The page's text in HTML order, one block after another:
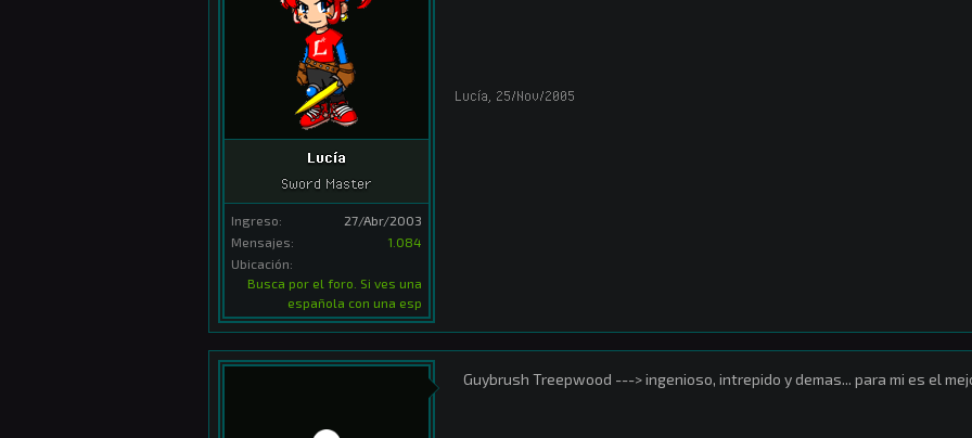
Lucía
Sword Master
Ingreso:
27/Abr/2003
Mensajes:
1.084
Ubicación:
Busca por el foro. Si ves una
española con una esp
Lucía, 25/Nov/2005
Guybrush Treepwood ---> ingenioso, intrepido y demas... para mi es el